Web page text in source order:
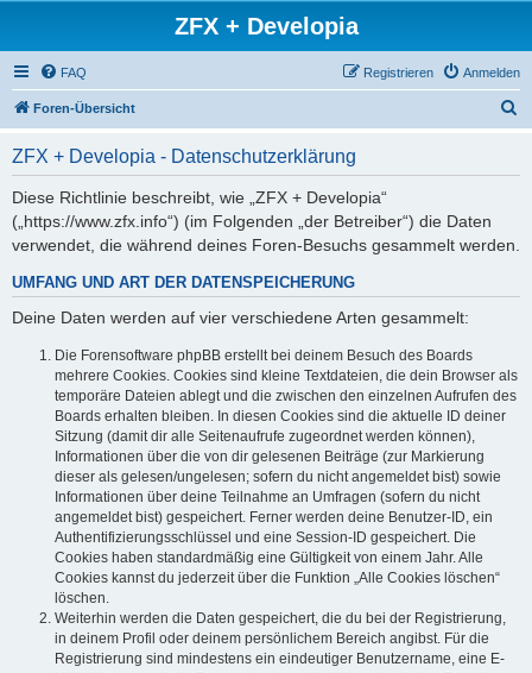
ZFX + Developia
FAQ Anmelden
Registrieren
Foren-Übersicht
ZFX + Developia - Datenschutzerklärung
Diese Richtlinie beschreibt, wie „ZFX + Developia“
(„https://www.zfx.info“) (im Folgenden „der Betreiber“) die Daten
verwendet, die während deines Foren-Besuchs gesammelt werden.
UMFANG UND ART DER DATENSPEICHERUNG
Deine Daten werden auf vier verschiedene Arten gesammelt:
Die Forensoftware phpBB erstellt bei deinem Besuch des Boards
mehrere Cookies. Cookies sind kleine Textdateien, die dein Browser als
temporäre Dateien ablegt und die zwischen den einzelnen Aufrufen des
Boards erhalten bleiben. In diesen Cookies sind die aktuelle ID deiner
Sitzung (damit dir alle Seitenaufrufe zugeordnet werden können),
Informationen über die von dir gelesenen Beiträge (zur Markierung
dieser als gelesen/ungelesen; sofern du nicht angemeldet bist) sowie
Informationen über deine Teilnahme an Umfragen (sofern du nicht
angemeldet bist) gespeichert. Ferner werden deine Benutzer-ID, ein
Authentifizierungsschlüssel und eine Session-ID gespeichert. Die
Cookies haben standardmäßig eine Gültigkeit von einem Jahr. Alle
Cookies kannst du jederzeit über die Funktion „Alle Cookies löschen“
löschen.
Weiterhin werden die Daten gespeichert, die du bei der Registrierung,
in deinem Profil oder deinem persönlichem Bereich angibst. Für die
Registrierung sind mindestens ein eindeutiger Benutzername, eine E-